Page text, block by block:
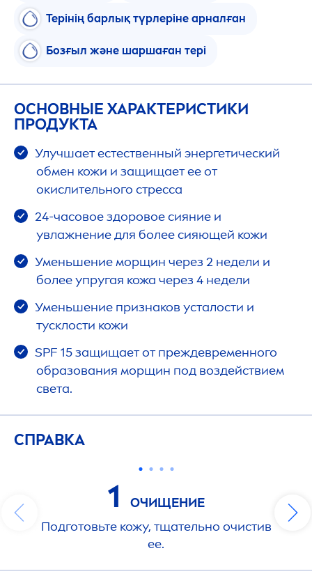
Терінің барлық түрлеріне арналған
Бозғыл және шаршаған тері
ОСНОВНЫЕ ХАРАКТЕРИСТИКИ
ПРОДУКТА
Улучшает естественный энергетический
обмен кожи и защищает ее от
окислительного стресса
24-часовое здоровое сияние и
увлажнение для более сияющей кожи
Уменьшение морщин через 2 недели и
более упругая кожа через 4 недели
Уменьшение признаков усталости и
тусклости кожи
SPF 15 защищает от преждевременного
образования морщин под воздействием
света.
СПРАВКА
1
ОЧИЩЕНИЕ
Подготовьте кожу, тщательно очистив
ее.